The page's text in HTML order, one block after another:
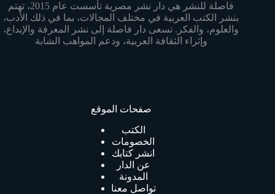
فاصلة للنشر هي دار نشر مصرية تأسست عام 2015، تهتم
بنشر الكتب العربية في مختلف المجالات، بما في ذلك الأدب،
والعلوم، والفكر. تسعى دار فاصلة إلى نشر المعرفة والإبداع،
وإثراء الثقافة العربية، ودعم المواهب الشابة
صفحات الموقع
الكتب
الخصومات
انشر كتابك
عن الدار
المدونة
تواصل معنا